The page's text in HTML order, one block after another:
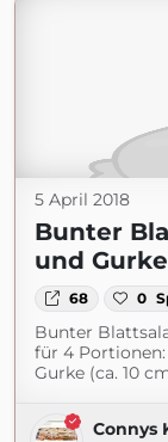
5 April 2018
Bunter
und
68 0
Bunter
für 4
Gurke (ca. 10
Connys